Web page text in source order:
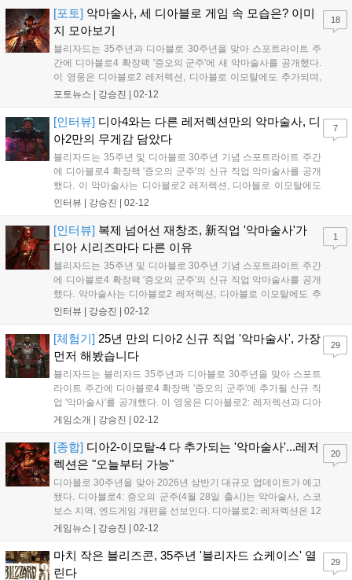
[포토] 악마술사, 세 디아블로 게임 속 모습은? 이미
지 모아보기
블리자드는 35주년과 디아블로 30주년을 맞아 스포트라이트 주
간에 디아블로4 확장팩 '증오의 군주'에 새 악마술사를 공개했다.
이 영웅은 디아블로2 레저렉션, 디아블로 이모탈에도 추가되며,
각 게임 세계관에 맞춰 다르게 구현될 예정이다. 다양한 콘셉트
포토뉴스 | 강승진 02-12
18
[인터뷰] 디아4와는 다른 레저렉션만의 악마술사, 디
아2만의 무게감 담았다
블리자드는 35주년 및 디아블로 30주년 기념 스포트라이트 주간
에 디아블로4 확장팩 '증오의 군주'의 신규 직업 악마술사를 공개
했다. 이 악마술사는 디아블로2 레저렉션, 디아블로 이모탈에도
추가되며, 각 게임에 맞춰 악마 지배 콘셉트와 정교한 소환수 조
대규모 편의성 업데이트도 예고됐다....
인터뷰 | 강승진 02-12
7
[인터뷰] 복제 넘어선 재창조, 新직업 '악마술사'가
디아 시리즈마다 다른 이유
블리자드는 35주년 및 디아블로 30주년 기념 스포트라이트 주간
에 디아블로4 확장팩 '증오의 군주'의 신규 직업 악마술사를 공개
했다. 악마술사는 디아블로2 레저렉션, 디아블로 이모탈에도 추
가되며, 각 게임의 시대와 배경에 맞춰 다르게 묘사된다. 인터뷰
과 릴리트와의 관계, 그리고 악마의 힘을 사용하는 대가 등에 대
해 상세히 설명했다....
인터뷰 | 강승진 02-12
1
[체험기] 25년 만의 디아2 신규 직업 '악마술사', 가장
먼저 해봤습니다
블리자드는 블리자드 35주년과 디아블로 30주년을 맞아 스포트
라이트 주간에 디아블로4 확장팩 '증오의 군주'에 추가될 신규 직
업 '악마술사'를 공개했다. 이 영웅은 디아블로2: 레저렉션과 디아
블로 이모탈에도 추가될 예정이며, 특히 디아블로2: 레저렉션 악
마법 피해를 주는 다양한 스킬 빌드를 선보인다. 또한, 디아블로2:
레저렉션은 보석, 룬, 재료 아이템이 중첩 보관되는 등 대폭 개선
된 편의성 시스템을 도입하여 기존 및 복귀 유저들에게 큰 선물이
될 것으로 기대된다....
게임소개 | 강승진 02-12
29
[종합] 디아2-이모탈-4 다 추가되는 '악마술사'...레저
렉션은 "오늘부터 가능"
디아블로 30주년을 맞아 2026년 상반기 대규모 업데이트가 예고
됐다. 디아블로4: 증오의 군주(4월 28일 출시)는 악마술사, 스코
보스 지역, 엔드게임 개편을 선보인다. 디아블로2: 레저렉션은 12
일 악마술사, 공포의 영역, 신규 보스를 추가하며, 디아블로 이모
게임뉴스 | 강승진 02-12
20
마치 작은 블리즈콘, 35주년 '블리자드 쇼케이스' 열
린다
29